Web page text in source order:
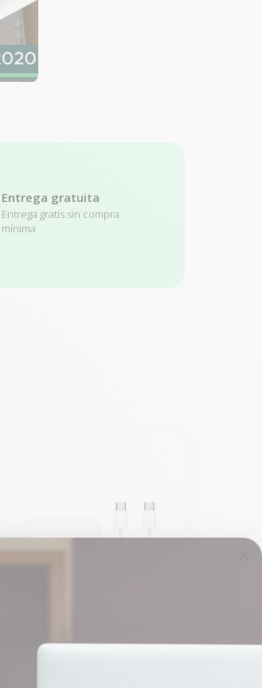
Entrega gratuita
Entrega gratis sin compra
mínima